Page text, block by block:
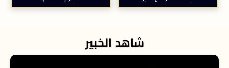
شاهد الخبير